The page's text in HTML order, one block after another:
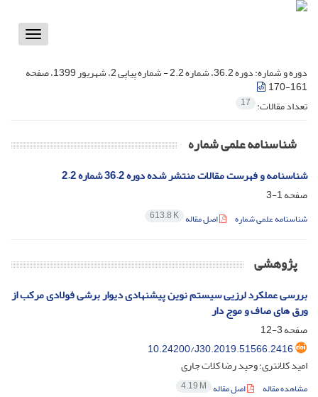
Toggle
دوره و شماره:
دوره 36.2، شماره 2.2 - شماره پیاپی 2، شهریور 1399، صفحه
161-170
تعداد مقالات: 17
شناسنامه علمی شماره
شناسنامه و فهرست مقالات منتشر شده دوره 36.2 شماره 2.2
صفحه1-3
شناسنامه علمی شماره اصل مقاله 613.8 K
پژوهشی
بررسی عملکرد لرزیی سیستم نوین پیشنهادی دیوار برشی فولادی مرکب از
ورق ‏‏های صاف و موج ‏دار
صفحه3-12
10.24200/J30.2019.51566.2416
امید کلانتری؛ وحید رضا کلات جاری
مشاهده مقاله اصل مقاله 4.19 M